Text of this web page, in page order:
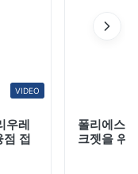
VIDEO
우레
접
폴리에스
크젯을 위